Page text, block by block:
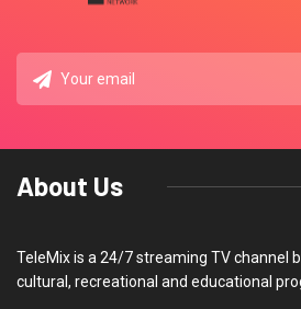
About Us
TeleMix is a 24/7 streaming TV channel
cultural, recreational and educational